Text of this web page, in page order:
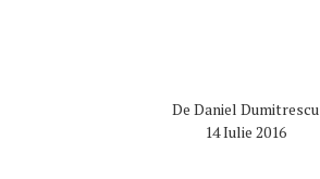
De Daniel Dumitrescu
14 Iulie 2016